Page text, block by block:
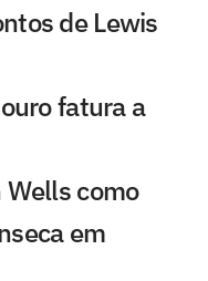
de Lewis
fatura a
Wells como
em